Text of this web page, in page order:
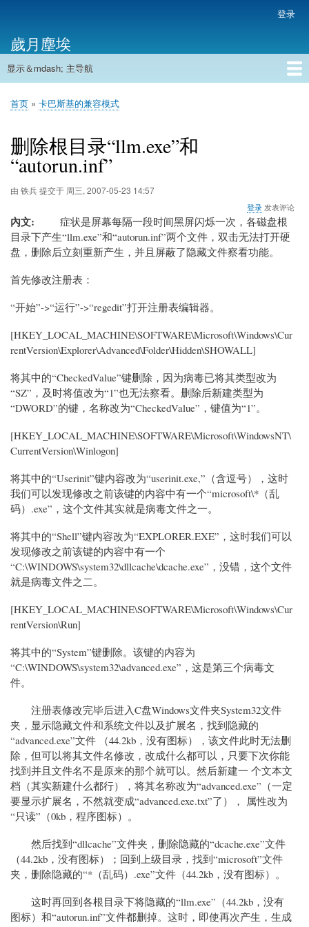
主
内
帐
户
菜
单
登录
歲月塵埃
主
航
显示＆mdash; 主导航
首页
面
屑
首页 卡巴斯基的兼容模式
删除根目录“llm.exe”和
“autorun.inf”
由 铁兵提交于 周三, 2007-05-23 14:57
登录 发表评论
內文
症状是屏幕每隔一段时间黑屏闪烁一次，各磁盘根
目录下产生“llm.exe”和“autorun.inf”两个文件，双击无法打开硬
盘，删除后立刻重新产生，并且屏蔽了隐藏文件察看功能。
首先修改注册表：
“开始”->“运行”->“regedit”打开注册表编辑器。
[HKEY_LOCAL_MACHINE\SOFTWARE\Microsoft\Windows\Cur
rentVersion\Explorer\Advanced\Folder\Hidden\SHOWALL]
将其中的“CheckedValue”键删除，因为病毒已将其类型改为
“SZ”，及时将值改为“1”也无法察看。删除后新建类型为
“DWORD”的键，名称改为“CheckedValue”，键值为“1”。
[HKEY_LOCAL_MACHINE\SOFTWARE\Microsoft\WindowsNT\
CurrentVersion\Winlogon]
将其中的“Userinit”键内容改为“userinit.exe,”（含逗号），这时
我们可以发现修改之前该键的内容中有一个“microsoft\*（乱
码）.exe”，这个文件其实就是病毒文件之一。
将其中的“Shell”键内容改为“EXPLORER.EXE”，这时我们可以
发现修改之前该键的内容中有一个
“C:\WINDOWS\system32\dllcache\dcache.exe”，没错，这个文件
就是病毒文件之二。
[HKEY_LOCAL_MACHINE\SOFTWARE\Microsoft\Windows\Cur
rentVersion\Run]
将其中的“System”键删除。该键的内容为
“C:\WINDOWS\system32\advanced.exe”，这是第三个病毒文
件。
注册表修改完毕后进入C盘Windows文件夹System32文件
夹，显示隐藏文件和系统文件以及扩展名，找到隐藏的
“advanced.exe”文件 （44.2kb，没有图标），该文件此时无法删
除，但可以将其文件名修改，改成什么都可以，只要下次你能
找到并且文件名不是原来的那个就可以。然后新建一 个文本文
档（其实新建什么都行），将其名称改为“advanced.exe”（一定
要显示扩展名，不然就变成“advanced.exe.txt”了）， 属性改为
“只读”（0kb，程序图标）。
然后找到“dllcache”文件夹，删除隐藏的“dcache.exe”文件
（44.2kb，没有图标）；回到上级目录，找到“microsoft”文件
夹，删除隐藏的“*（乱码）.exe”文件（44.2kb，没有图标）。
这时再回到各根目录下将隐藏的“llm.exe”（44.2kb，没有
图标）和“autorun.inf”文件都删掉。这时，即使再次产生，生成